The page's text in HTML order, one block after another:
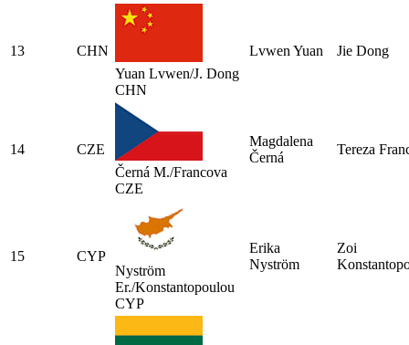
13
CHN
Yuan Lvwen/J. Dong
CHN
Lvwen Yuan Jie Dong
14
CZE
Černá M./Francova
CZE
Magdalena
Černá
Tereza
15
CYP
Nyström
Er./Konstantopoulou
CYP
Erika
Nyström
Zoi